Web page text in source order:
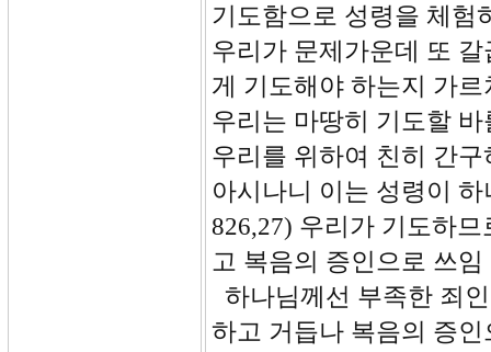
기도함으로 성령을 체험
우리가 문제가운데 또
게 기도해야 하는지 가
우리는 마땅히 기도할
우리를 위하여 친히 간
아시나니 이는 성령이
826,27) 우리가 기도하
고 복음의 증인으로 쓰
하나님께선 부족한 죄
하고 거듭나 복음의 증